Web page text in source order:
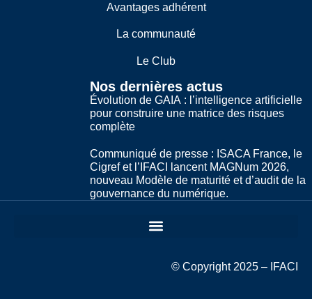
Avantages adhérent
La communauté
Le Club
Nos dernières actus
Évolution de GAIA : l’intelligence artificielle
pour construire une matrice des risques
complète
Communiqué de presse : ISACA France, le
Cigref et l’IFACI lancent MAGNum 2026,
nouveau Modèle de maturité et d’audit de la
gouvernance du numérique.
© Copyright 2025 – IFACI